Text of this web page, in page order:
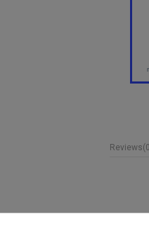
Reviews